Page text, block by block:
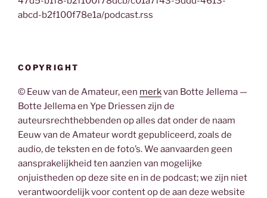
abcd-b2f100f78e1a/podcast.rss
COPYRIGHT
© Eeuw van de Amateur, een merkvan Botte Jellema —
Botte Jellema en Ype Driessen zijn de
auteursrechthebbenden op alles dat onder de naam
Eeuw van de Amateur wordt gepubliceerd, zoals de
audio, de teksten en de foto’s. We aanvaarden geen
aansprakelijkheid ten aanzien van mogelijke
onjuistheden op deze site en in de podcast; we zijn niet
verantwoordelijk voor content op de aan deze website